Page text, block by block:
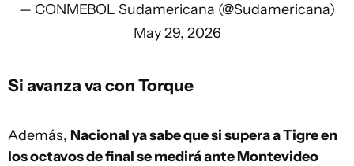
— CONMEBOL Sudamericana (@Sudamericana)
May 29, 2026
Si avanza va con Torque
Además, Nacional ya sabe que si supera a Tigre en
los octavos de final se medirá ante Montevideo